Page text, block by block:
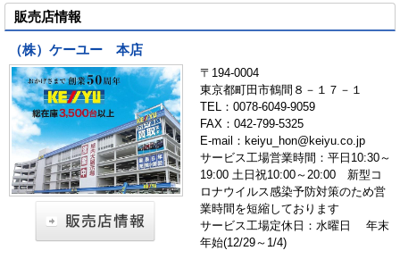
販売店情報
（株）ケーユー 本店
〒194-0004
東京都町田市鶴間８－１７－１
TEL：0078-6049-9059
FAX：042-799-5325
E-mail：keiyu_hon@keiyu.co.jp
サービス工場営業時間：平日10:30～
19:00 土日祝10:00～20:00 新型コ
ロナウイルス感染予防対策のため営
業時間を短縮しております
サービス工場定休日：水曜日 年末
年始(12/29～1/4)